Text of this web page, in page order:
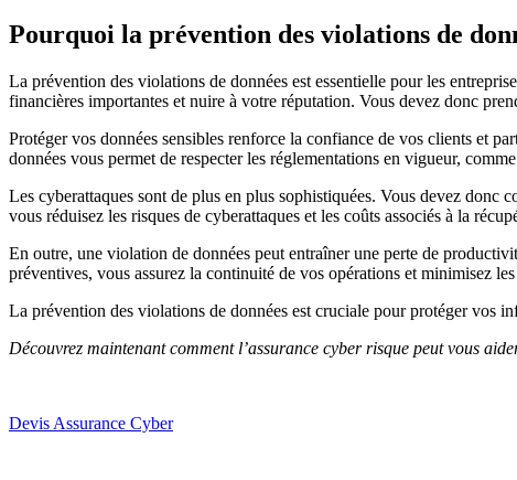
Pourquoi la prévention des violations de
La prévention des violations de données est essentielle pour les
financières importantes et nuire à votre réputation. Vous devez donc
Protéger vos données sensibles renforce la confiance de vos clients et
données vous permet de respecter les réglementations en vigueur,
Les cyberattaques sont de plus en plus sophistiquées. Vous devez donc
vous réduisez les risques de cyberattaques et les coûts associés à la
En outre, une violation de données peut entraîner une perte de
préventives, vous assurez la continuité de vos opérations et minimisez
La prévention des violations de données est cruciale pour protéger vos
Découvrez maintenant comment l’assurance cyber risque peut vous
Devis Assurance Cyber